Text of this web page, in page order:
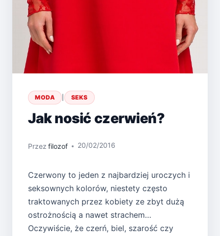
MODA SEKS
Jak nosić czerwień?
Przez filozof 20/02/2016
Czerwony to jeden z najbardziej uroczych i
seksownych kolorów, niestety często
traktowanych przez kobiety ze zbyt dużą
ostrożnością a nawet strachem…
Oczywiście, że czerń, biel, szarość czy